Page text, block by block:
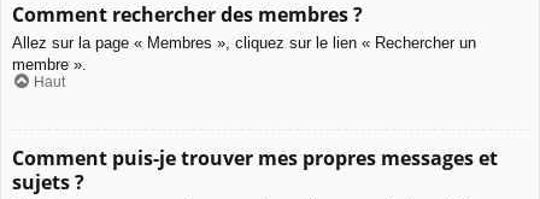
Comment rechercher des membres ?
Allez sur la page « Membres », cliquez sur le lien « Rechercher un
membre ».
Haut
Comment puis-je trouver mes propres messages et
sujets ?